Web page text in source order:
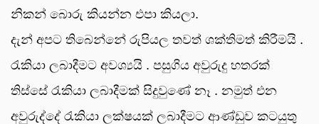
නිකන් බොරු කියන්න එපා කියලා.
දැන් අපට තිබෙන්නේ රුපියල තවත් ශක්තිමත් කිරීමයි .
රැකියා ලබාදීමට අවශ්‍යයි . පසුගිය අවුරුදු හතරක්
තිස්සේ රැකියා ලබාදීමක් සිදුවුණේ නෑ . නමුත් එන
අවුරුද්දේ රැකියා ලක්ෂයක් ලබාදීමට ආණ්ඩුව කටයුතු